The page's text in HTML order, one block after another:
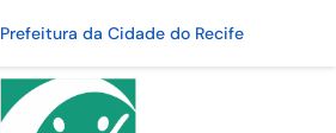
Prefeitura da Cidade do Recife